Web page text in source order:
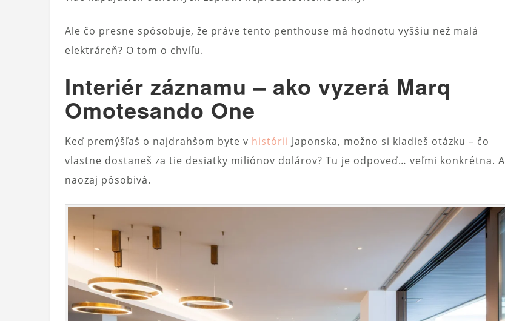
Ale čo presne spôsobuje, že práve tento penthouse má hodnotu vyššiu než malá
elektráreň? O tom o chvíľu.
Interiér záznamu – ako vyzerá Marq
Omotesando One
Keď premýšľaš o najdrahšom byte v histórii Japonska, možno si kladieš otázku – čo
vlastne dostaneš za tie desiatky miliónov dolárov? Tu je odpoveď… veľmi konkrétna. A
naozaj pôsobivá.